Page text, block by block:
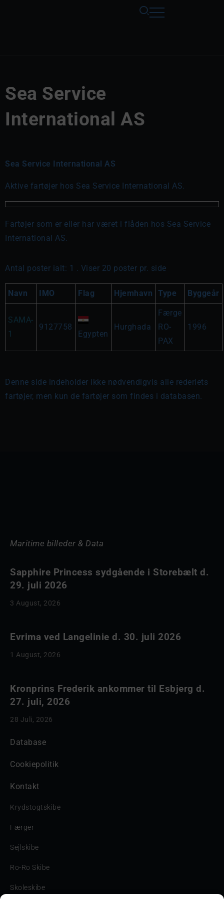
Sea Service
International AS
Sea Service International AS
Aktive fartøjer hos Sea Service International AS.
Fartøjer som er eller har været i flåden hos Sea Service
International AS.
Antal poster ialt: 1 . Viser 20 poster pr. side
Navn IMO Flag Hjemhavn Type Byggeår
SAMA-
1
9127758
Egypten
Hurghada
Færge
RO-
PAX
1996
Denne side indeholder ikke nødvendigvis alle rederiets
fartøjer, men kun de fartøjer som findes i databasen.
Maritime billeder & Data
Sapphire Princess sydgående i Storebælt d.
29. juli 2026
3 August, 2026
Evrima ved Langelinie d. 30. juli 2026
1 August, 2026
Kronprins Frederik ankommer til Esbjerg d.
27. juli, 2026
28 Juli, 2026
Database
Cookiepolitik
Kontakt
Krydstogtskibe
Færger
Sejlskibe
Ro-Ro Skibe
Skoleskibe